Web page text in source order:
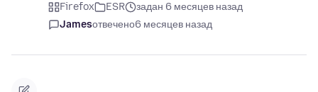
Firefox ESR
задан 6 месяцев назад
Jamesотвечено6 месяцев назад